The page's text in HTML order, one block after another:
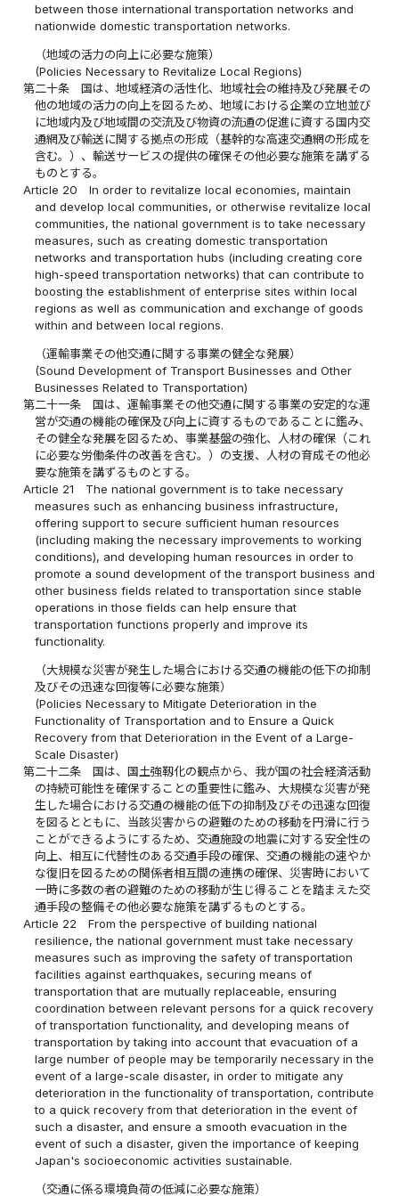
between those international transportation networks and
nationwide domestic transportation networks.
（地域の活力の向上に必要な施策）
(Policies Necessary to Revitalize Local Regions)
第二十条
国は、地域経済の活性化、地域社会の維持及び発展その
他の地域の活力の向上を図るため、地域における企業の立地並び
に地域内及び地域間の交流及び物資の流通の促進に資する国内交
通網及び輸送に関する拠点の形成（基幹的な高速交通網の形成を
含む。）、輸送サービスの提供の確保その他必要な施策を講ずる
ものとする。
Article 20
In order to revitalize local economies, maintain
and develop local communities, or otherwise revitalize local
communities, the national government is to take necessary
measures, such as creating domestic transportation
networks and transportation hubs (including creating core
high-speed transportation networks) that can contribute to
boosting the establishment of enterprise sites within local
regions as well as communication and exchange of goods
within and between local regions.
（運輸事業その他交通に関する事業の健全な発展）
(Sound Development of Transport Businesses and Other
Businesses Related to Transportation)
第二十一条
国は、運輸事業その他交通に関する事業の安定的な運
営が交通の機能の確保及び向上に資するものであることに鑑み、
その健全な発展を図るため、事業基盤の強化、人材の確保（これ
に必要な労働条件の改善を含む。）の支援、人材の育成その他必
要な施策を講ずるものとする。
Article 21
The national government is to take necessary
measures such as enhancing business infrastructure,
offering support to secure sufficient human resources
(including making the necessary improvements to working
conditions), and developing human resources in order to
promote a sound development of the transport business and
other business fields related to transportation since stable
operations in those fields can help ensure that
transportation functions properly and improve its
functionality.
（大規模な災害が発生した場合における交通の機能の低下の抑制
及びその迅速な回復等に必要な施策）
(Policies Necessary to Mitigate Deterioration in the
Functionality of Transportation and to Ensure a Quick
Recovery from that Deterioration in the Event of a Large-
Scale Disaster)
第二十二条
国は、国土強靱化の観点から、我が国の社会経済活動
の持続可能性を確保することの重要性に鑑み、大規模な災害が発
生した場合における交通の機能の低下の抑制及びその迅速な回復
を図るとともに、当該災害からの避難のための移動を円滑に行う
ことができるようにするため、交通施設の地震に対する安全性の
向上、相互に代替性のある交通手段の確保、交通の機能の速やか
な復旧を図るための関係者相互間の連携の確保、災害時において
一時に多数の者の避難のための移動が生じ得ることを踏まえた交
通手段の整備その他必要な施策を講ずるものとする。
Article 22
From the perspective of building national
resilience, the national government must take necessary
measures such as improving the safety of transportation
facilities against earthquakes, securing means of
transportation that are mutually replaceable, ensuring
coordination between relevant persons for a quick recovery
of transportation functionality, and developing means of
transportation by taking into account that evacuation of a
large number of people may be temporarily necessary in the
event of a large-scale disaster, in order to mitigate any
deterioration in the functionality of transportation, contribute
to a quick recovery from that deterioration in the event of
such a disaster, and ensure a smooth evacuation in the
event of such a disaster, given the importance of keeping
Japan's socioeconomic activities sustainable.
（交通に係る環境負荷の低減に必要な施策）